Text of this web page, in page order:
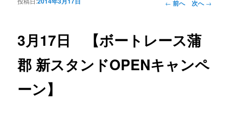
← 前へ 次へ→
3月17日 【ボートレース蒲
郡 新スタンドOPENキャンペ
ーン】